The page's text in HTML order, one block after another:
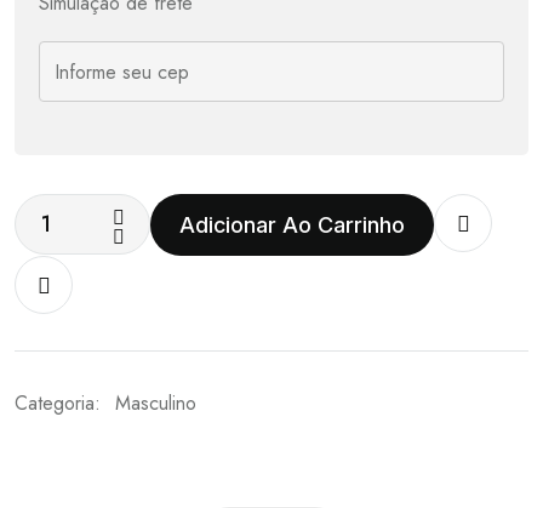
Adicionar Ao Carrinho
Categoria: Masculino